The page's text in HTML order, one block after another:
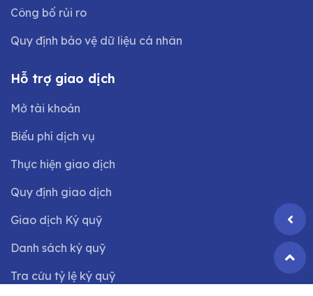
Công bố rủi ro
Quy định bảo vệ dữ liệu cá nhân
Hỗ trợ giao dịch
Mở tài khoản
Biểu phí dịch vụ
Thực hiện giao dịch
Quy định giao dịch
Giao dịch Ký quỹ
Danh sách ký quỹ
Tra cứu tỷ lệ ký quỹ